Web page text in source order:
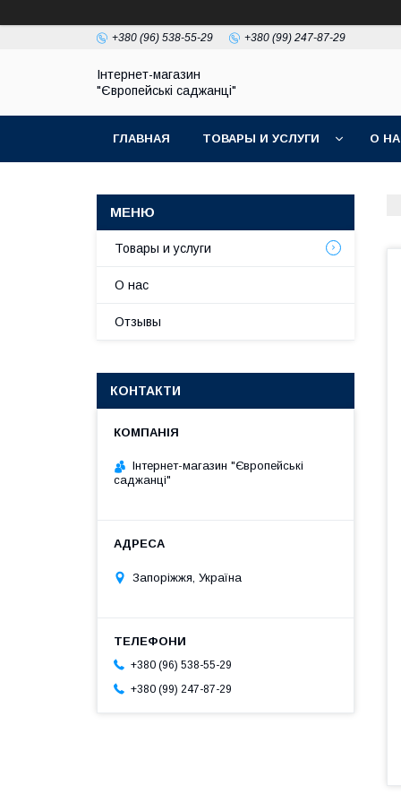
+380 (96) 538-55-29 +380 (99) 247-87-29
Інтернет-магазин
"Європейські саджанці"
ГЛАВНАЯ ТОВАРЫ И УСЛУГИ О
Товары и услуги
О нас
Отзывы
КОНТАКТИ
Інтернет-магазин "Європейські
саджанці"
Запоріжжя, Україна
+380 (96) 538-55-29
+380 (99) 247-87-29